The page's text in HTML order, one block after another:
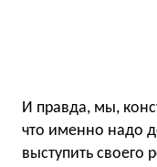
И правда, мы,
что именно надо
выступить своего